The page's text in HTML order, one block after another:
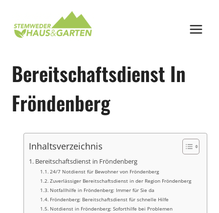
springen
Bereitschaftsdienst In
Fröndenberg
Inhaltsverzeichnis
Bereitschaftsdienst in Fröndenberg
24/7 Notdienst für Bewohner von Fröndenberg
Zuverlässiger Bereitschaftsdienst in der Region Fröndenberg
Notfallhilfe in Fröndenberg: Immer für Sie da
Fröndenberg: Bereitschaftsdienst für schnelle Hilfe
Notdienst in Fröndenberg: Soforthilfe bei Problemen